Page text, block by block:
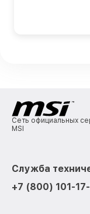
Сеть официальных
MSI
Служба
+7 (800) 101-